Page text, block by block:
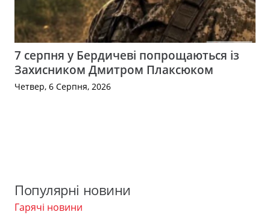
7 серпня у Бердичеві попрощаються із
Захисником Дмитром Плаксюком
Четвер, 6 Серпня, 2026
Популярні новини
Гарячі новини